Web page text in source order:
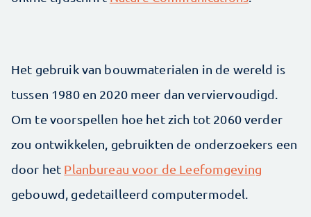
Het gebruik van bouwmaterialen in de wereld is
tussen 1980 en 2020 meer dan verviervoudigd.
Om te voorspellen hoe het zich tot 2060 verder
zou ontwikkelen, gebruikten de onderzoekers een
door het Planbureau voor de Leefomgeving
gebouwd, gedetailleerd computermodel.